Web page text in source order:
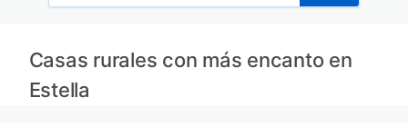
Casas rurales con más encanto en
Estella